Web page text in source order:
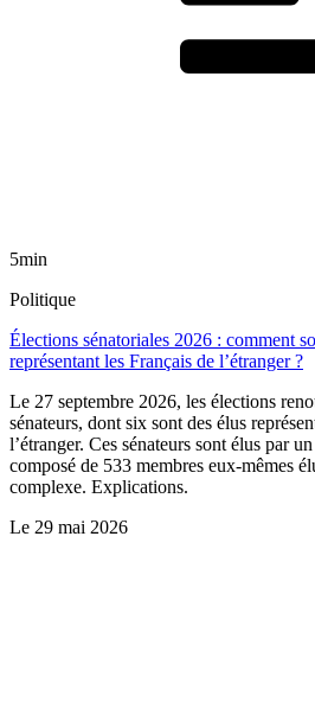
5min
Politique
Élections sénatoriales 2026 : comment
représentant les Français de l’étranger ?
Le 27 septembre 2026, les élections
sénateurs, dont six sont des élus
l’étranger. Ces sénateurs sont élus par
composé de 533 membres eux-mêmes
complexe. Explications.
Le 29 mai 2026